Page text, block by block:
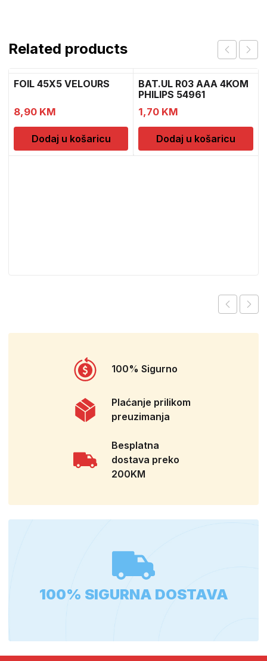
Related products
FOIL 45X5 VELOURS
8,90 KM
Dodaj u košaricu
BAT.UL R03 AAA 4KOM
PHILIPS 54961
1,70 KM
Dodaj u košaricu
100% Sigurno
Plaćanje prilikom
preuzimanja
Besplatna
dostava preko
200KM
100% SIGURNA DOSTAVA